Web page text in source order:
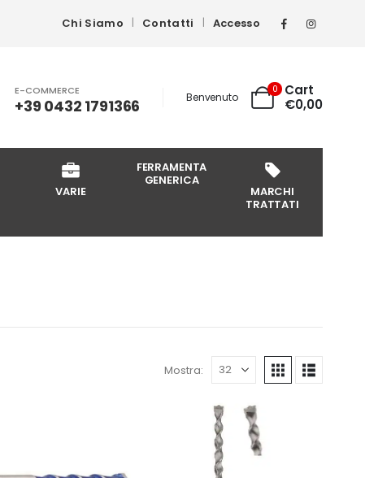
Chi Siamo Contatti Accesso
E-COMMERCE
+39 0432 1791366 Benvenuto
0
Cart
€0,00
VARIE
FERRAMENTA
GENERICA
MARCHI
TRATTATI
Mostra: